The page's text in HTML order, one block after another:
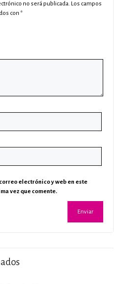
no será publicada. Los campos
con *
electrónico y web en este
vez que comente.